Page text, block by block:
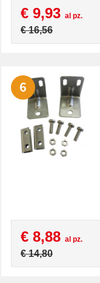
€ 9,93 al pz.
€ 16,56
6
€ 8,88 al pz.
€ 14,80